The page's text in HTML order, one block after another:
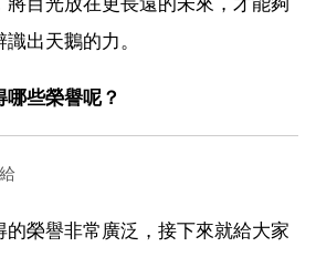
出天鵝的力。
些榮譽呢？
的榮譽非常廣泛，接下來就給大家